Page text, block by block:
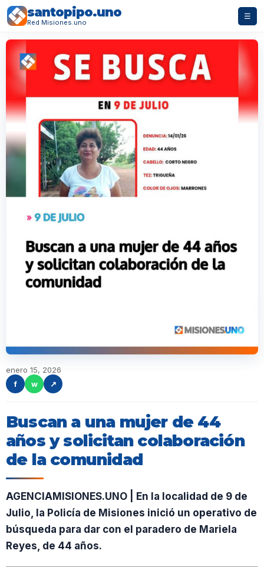
santopipo.uno
Red Misiones.uno
☰
enero 15, 2026
f
w ↗
Buscan a una mujer de 44
años y solicitan colaboración
de la comunidad
AGENCIAMISIONES.UNO | En la localidad de 9 de
Julio, la Policía de Misiones inició un operativo de
búsqueda para dar con el paradero de Mariela
Reyes, de 44 años.